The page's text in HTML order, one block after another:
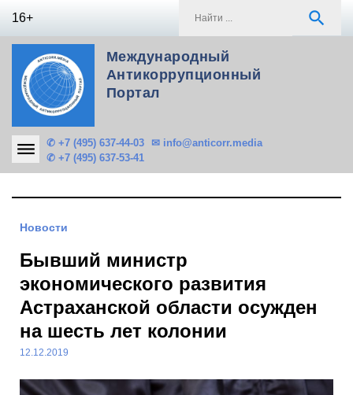
16+ search
Международный
Антикоррупционный
Портал
✆ +7 (495) 637-44-03
✆ +7 (495) 637-53-41
✉ info@anticorr.media
Новости
Бывший министр
экономического развития
Астраханской области осужден
на шесть лет колонии
12.12.2019